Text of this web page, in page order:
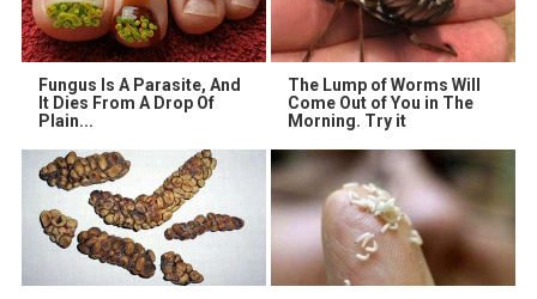
Fungus Is A Parasite, And
It Dies From A Drop Of
Plain...
The Lump of Worms Will
Come Out of You in The
Morning. Try it